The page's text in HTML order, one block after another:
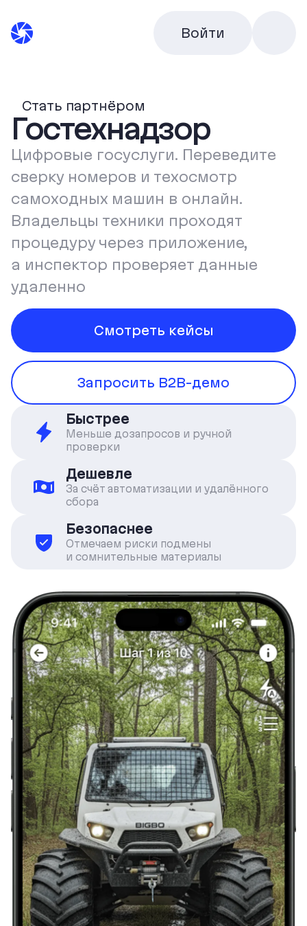
Войти
Стать партнёром
Гостехнадзор
Цифровые госуслуги. Переведите
сверку номеров и техосмотр
самоходных машин в онлайн.
Владельцы техники проходят
процедуру через приложение,
а инспектор проверяет данные
удаленно
Смотреть кейсы
Запросить B2B-демо
Быстрее
Меньше дозапросов и ручной
проверки
Дешевле
За счёт автоматизации и удалённого
сбора
Безопаснее
Отмечаем риски подмены
и сомнительные материалы